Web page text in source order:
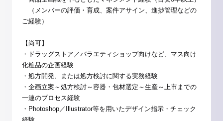
（メンバーの評価・育成、案件アサイン、進捗管理などの
ご経験）
【尚可】
・ドラッグストア／バラエティショップ向けなど、マス向け
化粧品の企画経験
・処方開発、または処方検討に関する実務経験
・企画立案～処方検討～容器・包材選定～生産～上市までの
一連のプロセス経験
・Photoshop／Illustrator等を用いたデザイン指示・チェック